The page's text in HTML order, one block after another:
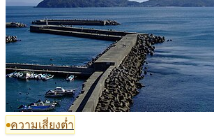
ความเสี่ยงต่ำ